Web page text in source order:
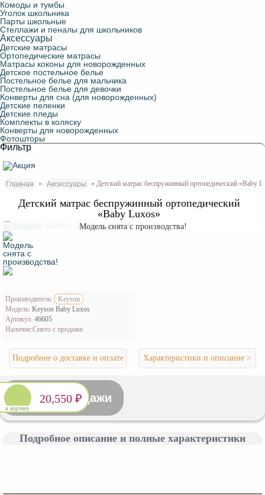
Комоды и тумбы
Уголок школьника
Парты школьные
Стеллажи и пеналы для школьников
Аксессуары
Детские матрасы
Ортопедические матрасы
Матрасы коконы для новорожденных
Детское постельное белье
Постельное белье для мальчика
Постельное белье для девочки
Конверты для сна (для новорожденных)
Детские пеленки
Детские пледы
Комплекты в коляску
Конверты для новорожденных
Фотошторы
Фильтр
Главная » Аксессуары » Детский матрас беспружинный ортопедический «Baby
Детский матрас беспружинный ортопедический
«Baby Luxos»
Модель снята с производства!
Производитель:
Keyson
Модель: Keyson Baby Luxos
Артикул: 46605
Наличие:Снято с продажи
Подробнее о доставке и оплате Характеристики и описание >
в корзину
20,550 ₽
Снято с продажи
Подробное описание и полные характеристики